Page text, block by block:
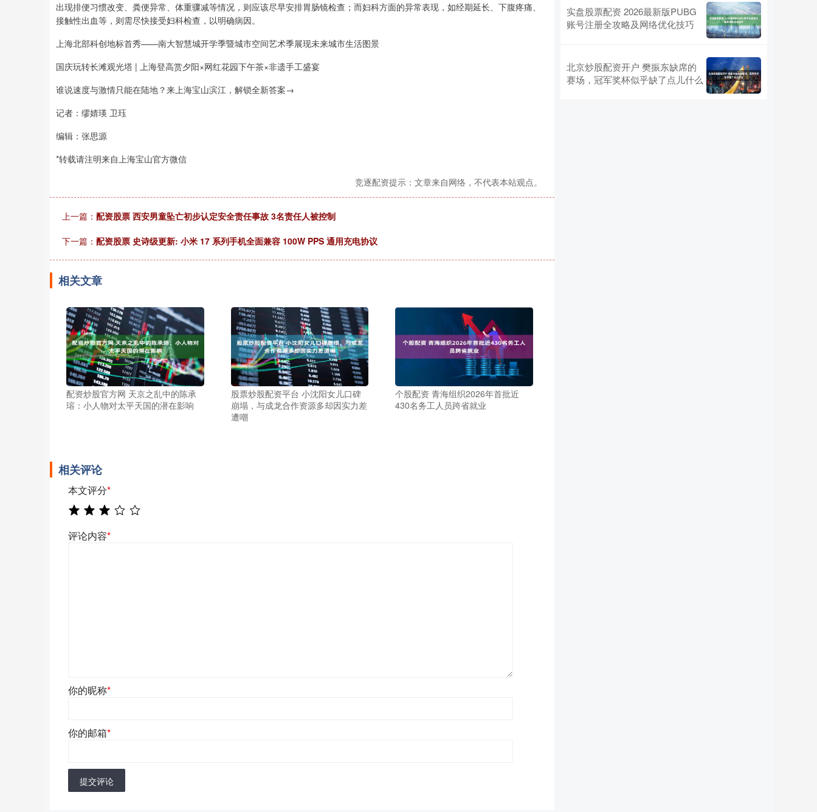
出现排便习惯改变、粪便异常、体重骤减等情况，则应该尽早安排胃肠镜检查；而妇科方面的异常表现，如经期延长、下腹疼痛、
接触性出血等，则需尽快接受妇科检查，以明确病因。
上海北部科创地标首秀——南大智慧城开学季暨城市空间艺术季展现未来城市生活图景
国庆玩转长滩观光塔 | 上海登高赏夕阳×网红花园下午茶×非遗手工盛宴
谁说速度与激情只能在陆地？来上海宝山滨江，解锁全新答案→
记者：缪婧瑛 卫珏
编辑：张思源
*转载请注明来自上海宝山官方微信
竞逐配资提示：文章来自网络，不代表本站观点。
上一篇： 配资股票 西安男童坠亡初步认定安全责任事故 3名责任人被控制
下一篇： 配资股票 史诗级更新: 小米 17 系列手机全面兼容 100W PPS 通用充电协议
相关文章
配资炒股官方网 天京之乱中的陈承
瑢：小人物对太平天国的潜在影响
股票炒股配资平台 小沈阳女儿口碑
崩塌，与成龙合作资源多却因实力差
遭嘲
个股配资 青海组织2026年首批近
430名务工人员跨省就业
相关评论
本文评分*
评论内容*
你的昵称*
你的邮箱*
提交评论
实盘股票配资 2026最新版PUBG
账号注册全攻略及网络优化技巧
北京炒股配资开户 樊振东缺席的
赛场，冠军奖杯似乎缺了点儿什么